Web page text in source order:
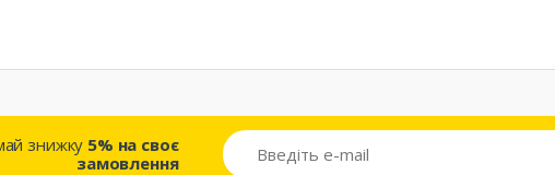
знижку 5% на своє
замовлення